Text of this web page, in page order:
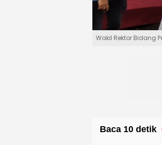
Wakil Rektor Bidang
Baca 10 detik